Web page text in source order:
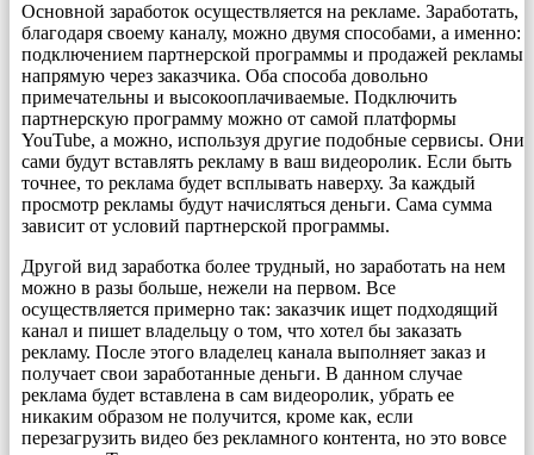
Основной заработок осуществляется на рекламе. Заработать,
благодаря своему каналу, можно двумя способами, а именно:
подключением партнерской программы и продажей рекламы
напрямую через заказчика. Оба способа довольно
примечательны и высокооплачиваемые. Подключить
партнерскую программу можно от самой платформы
YouTube, а можно, используя другие подобные сервисы. Они
сами будут вставлять рекламу в ваш видеоролик. Если быть
точнее, то реклама будет всплывать наверху. За каждый
просмотр рекламы будут начисляться деньги. Сама сумма
зависит от условий партнерской программы.
Другой вид заработка более трудный, но заработать на нем
можно в разы больше, нежели на первом. Все
осуществляется примерно так: заказчик ищет подходящий
канал и пишет владельцу о том, что хотел бы заказать
рекламу. После этого владелец канала выполняет заказ и
получает свои заработанные деньги. В данном случае
реклама будет вставлена в сам видеоролик, убрать ее
никаким образом не получится, кроме как, если
перезагрузить видео без рекламного контента, но это вовсе